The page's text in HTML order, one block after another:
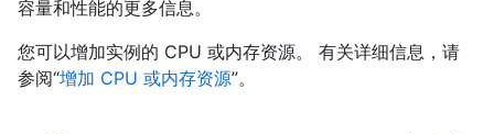
容量和性能的更多信息。
您可以增加实例的 CPU 或内存资源。 有关详细信息，请
参阅“增加 CPU 或内存资源”。